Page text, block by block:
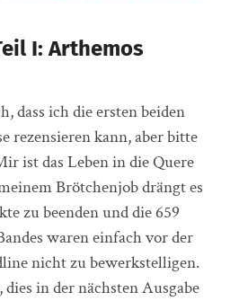
I: Arthemos
dass ich die ersten beiden
rezensieren kann, aber bitte
ist das Leben in die Quere
Brötchenjob drängt es
zu beenden und die 659
waren einfach vor der
nicht zu bewerkstelligen.
in der nächsten Ausgabe